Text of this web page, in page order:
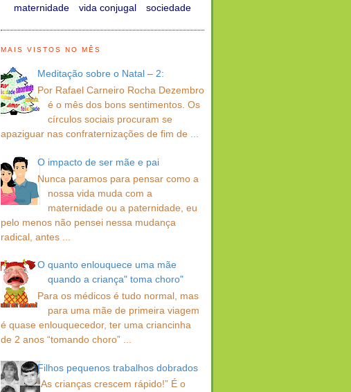
maternidade
vida conjugal sociedade
MAIS VISTOS NO MÊS
Meditação sobre o Natal – 2:
Por Rafael Carneiro Rocha Dezembro
é o mês dos bons sentimentos. Os
círculos sociais procuram se
apaziguar nas confraternizações de fim de ...
O impacto de ser mãe e pai
Nunca paramos para pensar como a
nossa vida muda com a
maternidade ou a paternidade, eu
pelo menos não pensei nessa mudança
radical, antes ...
O quanto enlouquece uma mãe
quando a criança" toma choro"
Para os médicos é tudo normal, mas
para uma mãe de primeira viagem
é quase enlouquecedor, ter uma criancinha
de 2 anos “tomando choro” ...
Filhos pequenos trabalhos dobrados
“As crianças crescem rápido!” É o